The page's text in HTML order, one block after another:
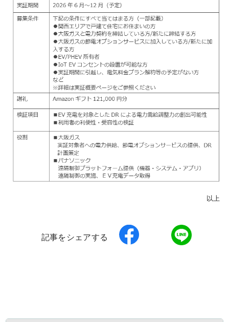
以上
記事をシェアする